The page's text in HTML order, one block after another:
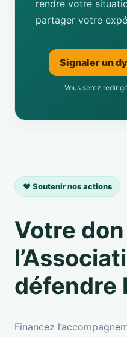
rendre votre
partager votre
Signaler un
Vous serez
❤️ Soutenir nos actions
Votre
défendre
Financez